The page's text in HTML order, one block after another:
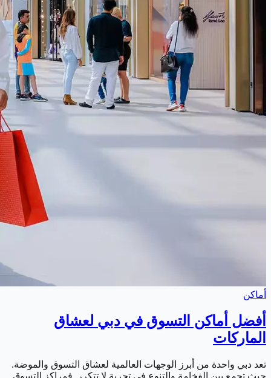
أماكن
أفضل أماكن التسوق في دبي لعشاق
الماركات
تعد دبي واحدة من أبرز الوجهات العالمية لعشاق التسوق والموضة.